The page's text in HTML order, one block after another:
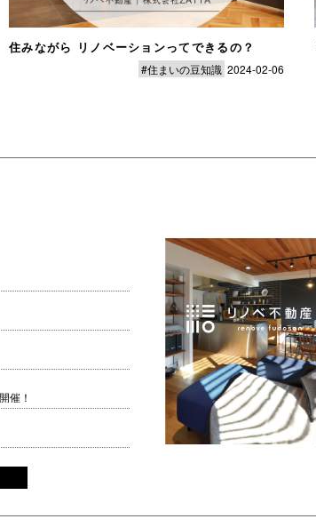
住みながら リノベーションってできるの？
#住まいの豆知識 2024-02-06
催！